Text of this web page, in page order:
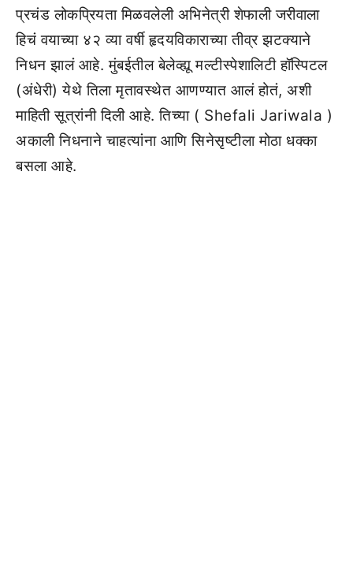
प्रचंड लोकप्रियता मिळवलेली अभिनेत्री शेफाली जरीवाला
हिचं वयाच्या ४२ व्या वर्षी हृदयविकाराच्या तीव्र झटक्याने
निधन झालं आहे. मुंबईतील बेलेव्ह्यू मल्टीस्पेशालिटी हॉस्पिटल
(अंधेरी) येथे तिला मृतावस्थेत आणण्यात आलं होतं, अशी
माहिती सूत्रांनी दिली आहे. तिच्या ( Shefali Jariwala )
अकाली निधनाने चाहत्यांना आणि सिनेसृष्टीला मोठा धक्का
बसला आहे.